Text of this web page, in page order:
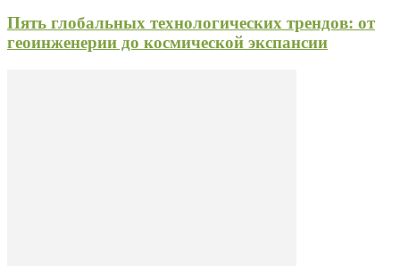
Пять глобальных технологических трендов: от
геоинженерии до космической экспансии